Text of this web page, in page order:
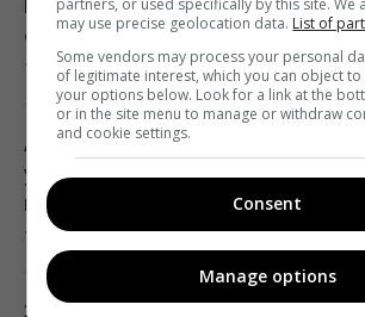
Как касторовое масло влияет
исследования объясняют
народного средства
08:41 пятница, 07 августа 2026
Инцидент в Лейпциге: в
опровергли, что украинский
перевозил боеприпасы
Путина: еще одна война
осенью - WSJ
7 августа 2026, 09:02
Антиукраинские погромы в
усилятся, Варшава повторяет
года – Кулик
7 августа 2026, 09:00
Затяжная магнитная буря
partners, or used specifically by this site. We
may use precise geolocation data. List of
Some vendors may process your personal
of legitimate interest, which you can object
your options below. Look for a link at the
or in the site menu to manage or withdraw
and cookie settings.
Consent
Manage options